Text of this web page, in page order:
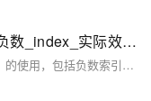
[oeasy]python093_find方法_指数为负数_index_实际效果
本文介绍了Python中`find`方法与索引（index）的使用，包括负数索引的实际效果。回顾了`eval`函数的应用，并强调类名如`str`、`int`、`list`不可用作变量名以避免覆盖。通过示例解析了负数索引在字符串和列表中的作用，以及`index`方法的三个参数（value、start、stop）的用法。同时对比了`index`和`find`方法的区别：`index`找不到子串时抛出`ValueError`，而`find`返回-1。最后总结了正负索引的使用场景及两者的特性，提供了相关学习资源链接。